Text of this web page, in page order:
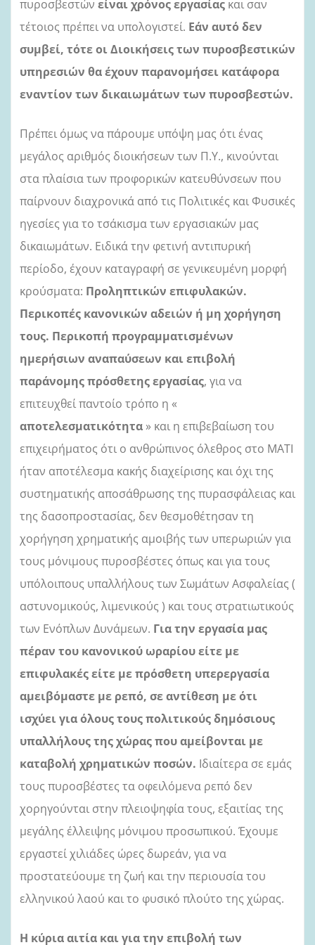
πυροσβεστών είναι χρόνος εργασίας και σαν
τέτοιος πρέπει να υπολογιστεί. Εάν αυτό δεν
συμβεί, τότε οι Διοικήσεις των πυροσβεστικών
υπηρεσιών θα έχουν παρανομήσει κατάφορα
εναντίον των δικαιωμάτων των πυροσβεστών.
Πρέπει όμως να πάρουμε υπόψη μας ότι ένας
μεγάλος αριθμός διοικήσεων των Π.Υ., κινούνται
στα πλαίσια των προφορικών κατευθύνσεων που
παίρνουν διαχρονικά από τις Πολιτικές και Φυσικές
ηγεσίες για το τσάκισμα των εργασιακών μας
δικαιωμάτων. Ειδικά την φετινή αντιπυρική
περίοδο, έχουν καταγραφή σε γενικευμένη μορφή
κρούσματα: Προληπτικών επιφυλακών.
Περικοπές κανονικών αδειών ή μη χορήγηση
τους. Περικοπή προγραμματισμένων
ημερήσιων αναπαύσεων και επιβολή
παράνομης πρόσθετης εργασίας, για να
επιτευχθεί παντοίο τρόπο η «
αποτελεσματικότητα » και η επιβεβαίωση του
επιχειρήματος ότι ο ανθρώπινος όλεθρος στο ΜΑΤΙ
ήταν αποτέλεσμα κακής διαχείρισης και όχι της
συστηματικής αποσάθρωσης της πυρασφάλειας και
της δασοπροστασίας, δεν θεσμοθέτησαν τη
χορήγηση χρηματικής αμοιβής των υπερωριών για
τους μόνιμους πυροσβέστες όπως και για τους
υπόλοιπους υπαλλήλους των Σωμάτων Ασφαλείας (
αστυνομικούς, λιμενικούς ) και τους στρατιωτικούς
των Ενόπλων Δυνάμεων. Για την εργασία μας
πέραν του κανονικού ωραρίου είτε με
επιφυλακές είτε με πρόσθετη υπερεργασία
αμειβόμαστε με ρεπό, σε αντίθεση με ότι
ισχύει για όλους τους πολιτικούς δημόσιους
υπαλλήλους της χώρας που αμείβονται με
καταβολή χρηματικών ποσών. Ιδιαίτερα σε εμάς
τους πυροσβέστες τα οφειλόμενα ρεπό δεν
χορηγούνται στην πλειοψηφία τους, εξαιτίας της
μεγάλης έλλειψης μόνιμου προσωπικού. Έχουμε
εργαστεί χιλιάδες ώρες δωρεάν, για να
προστατεύουμε τη ζωή και την περιουσία του
ελληνικού λαού και το φυσικό πλούτο της χώρας.
Η κύρια αιτία και για την επιβολή των